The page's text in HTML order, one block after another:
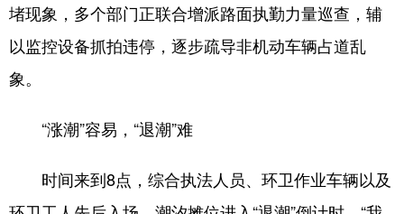
堵现象，多个部门正联合增派路面执勤力量巡查，辅
以监控设备抓拍违停，逐步疏导非机动车辆占道乱
象。
“涨潮”容易，“退潮”难
时间来到8点，综合执法人员、环卫作业车辆以及